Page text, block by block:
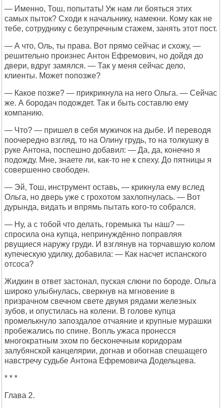
— Именно, Тош, попытать! Уж нам ли бояться этих
самых пыток? Сходи к начальнику, намекни. Кому как не
тебе, сотруднику с безупречным стажем, занять этот пост.
— А что, Оль, ты права. Вот прямо сейчас и схожу, —
решительно произнес Антон Ефремович, но дойдя до
двери, вдруг замялся. — Так у меня сейчас дело,
клиенты. Может попозже?
— Какое позже? — прикрикнула на него Ольга. — Сейчас
же. А бородач подождет. Так и быть составлю ему
компанию.
— Что? — пришел в себя мужичок на дыбе. И переводя
поочередно взгляд, то на Олину грудь, то на толкушку в
руке Антона, поспешно добавил: — Да, да, конечно я
подожду. Мне, знаете ли, как-то не к спеху. До пятницы я
совершенно свободен.
— Эй, Тош, инструмент оставь, — крикнула ему вслед
Ольга, но дверь уже с грохотом захлопнулась. — Вот
дурында, видать и впрямь пытать кого-то собрался.
— Ну, а с тобой что делать, горемыка ты наш? —
спросила она купца, непринуждённо поправляя
рвущиеся наружу груди. И взглянув на торчавшую колом
купеческую удилку, добавила: — Как насчет испанского
отсоса?
Жидкин в ответ застонал, пуская слюни по бороде. Ольга
широко улыбнулась, сверкнув на мгновение в
призрачном свечном свете двумя рядами железных
зубов, и опустилась на колени. В голове купца
промелькнуло запоздалое отчаяние и крупные мурашки
пробежались по спине. Вопль ужаса пронесся
многократным эхом по бесконечным коридорам
залубянской канцелярии, догнав и обогнав спешащего
навстречу судьбе Антона Ефремовича Додельцева.
* * *
Глава 2.